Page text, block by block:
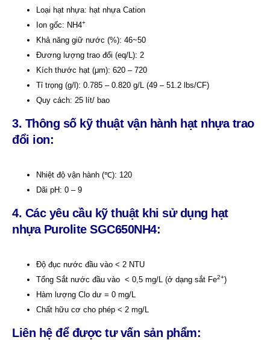
Loại hạt nhựa: hạt nhựa Cation
Ion gốc: NH4+
Khả năng giữ nước (%): 46~50
Đương lượng trao đổi (eq/L): 2
Kích thước hạt (μm): 620 – 720
Tỉ trọng (g/l): 0.785 – 0.820 g/L (49 – 51.2 lbs/CF)
Quy cách: 25 lít/ bao
3. Thông số kỹ thuật vận hành hạt nhựa trao
đổi ion:
Nhiệt độ vận hành (℃): 120
Dãi pH: 0 – 9
4. Các yêu cầu kỹ thuật khi sử dụng hạt
nhựaPurolite SGC650NH4:
Độ đục nước đầu vào < 2 NTU
Tổng Sắt nước đầu vào < 0,5 mg/L (ở dạng sắt Fe2+)
Hàm lượng Clo dư = 0 mg/L
Chất hữu cơ cho phép < 2 mg/L
Liên hệ để được tư vấn sản phẩm: